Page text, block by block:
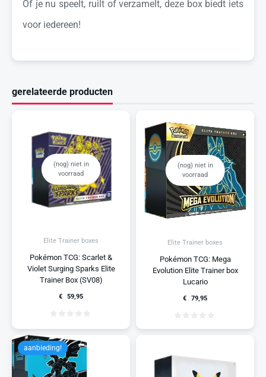
Of je nu speelt, ruilt of verzamelt, deze box biedt iets
voor iedereen!
gerelateerde producten
(nog) niet in
voorraad
Elite Trainer boxes
Pokémon TCG: Scarlet &
Violet Surging Sparks Elite
Trainer Box (SV08)
€ 59,95
(nog) niet in
voorraad
Elite Trainer boxes
Pokémon TCG: Mega
Evolution Elite Trainer box
Lucario
€ 79,95
aanbieding!